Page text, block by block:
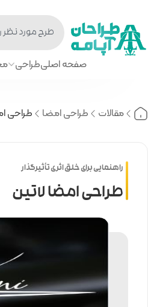
صفحه اصلیطراحی
مقالات طراحی امضا طراحی
طراحی امضا لاتین
راهنمایی برای خلق اثری تأثیرگذار